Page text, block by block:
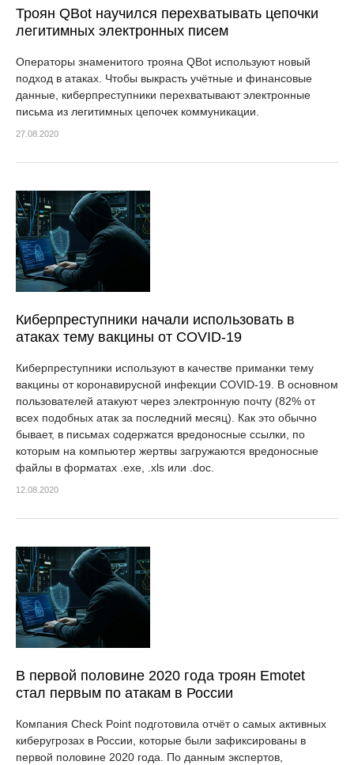
Троян QBot научился перехватывать цепочки
легитимных электронных писем
Операторы знаменитого трояна QBot используют новый
подход в атаках. Чтобы выкрасть учётные и финансовые
данные, киберпреступники перехватывают электронные
письма из легитимных цепочек коммуникации.
27.08.2020
Киберпреступники начали использовать в
атаках тему вакцины от COVID-19
Киберпреступники используют в качестве приманки тему
вакцины от коронавирусной инфекции COVID-19. В основном
пользователей атакуют через электронную почту (82% от
всех подобных атак за последний месяц). Как это обычно
бывает, в письмах содержатся вредоносные ссылки, по
которым на компьютер жертвы загружаются вредоносные
файлы в форматах .exe, .xls или .doc.
12.08.2020
В первой половине 2020 года троян Emotet
стал первым по атакам в России
Компания Check Point подготовила отчёт о самых активных
киберугрозах в России, которые были зафиксированы в
первой половине 2020 года. По данным экспертов,